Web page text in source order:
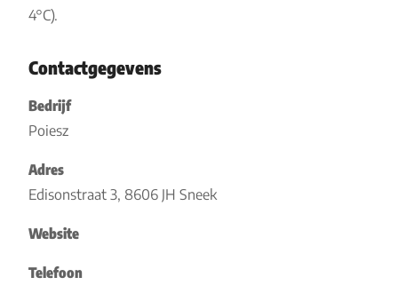
4°C).
Contactgegevens
Bedrijf
Poiesz
Adres
Edisonstraat 3, 8606 JH Sneek
Website
Telefoon